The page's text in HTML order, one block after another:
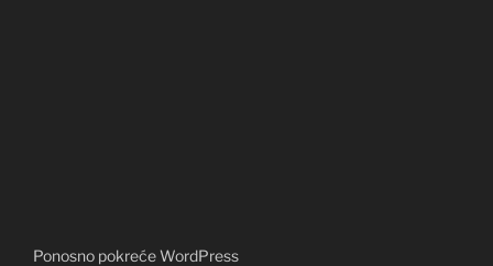
Ponosno pokreće WordPress